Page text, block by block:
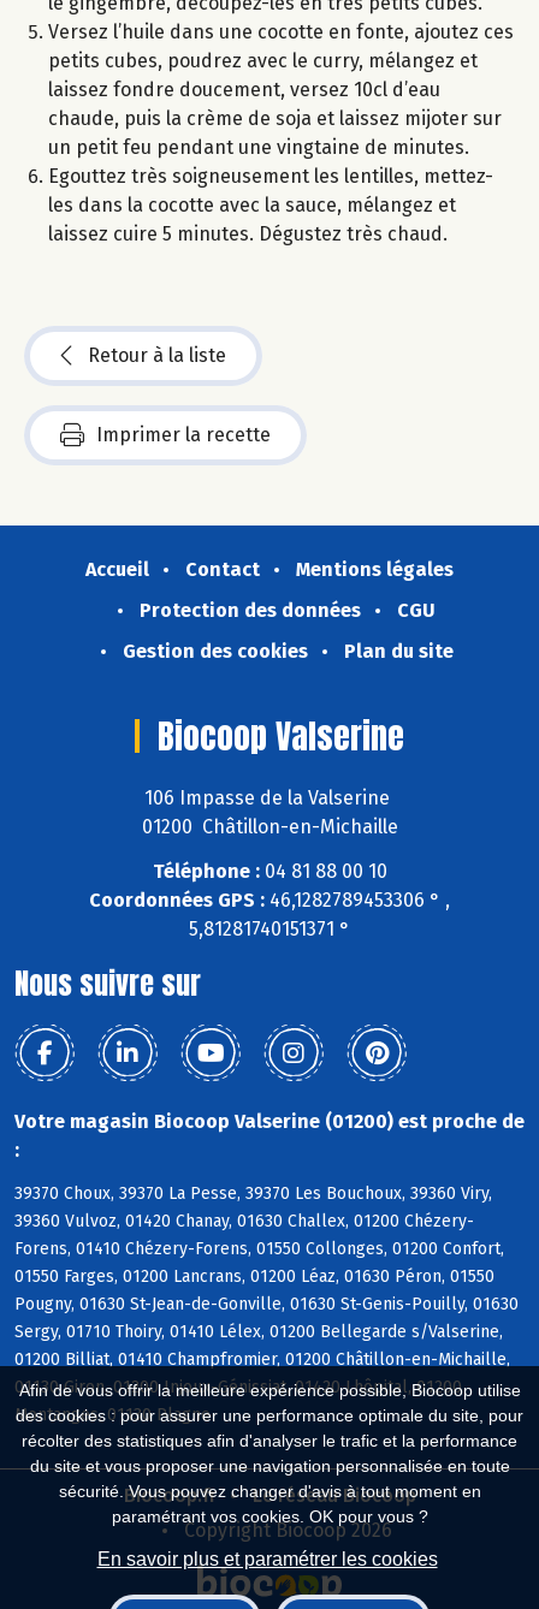
Afin de vous offrir la meilleure expérience possible, Biocoop utilise
des cookies : pour assurer une performance optimale du site, pour
récolter des statistiques afin d'analyser le trafic et la performance
du site et vous proposer une navigation personnalisée en toute
sécurité. Vous pouvez changer d'avis à tout moment en
paramétrant vos cookies. OK pour vous ?
En savoir plus et paramétrer les cookies
Versez l’huile dans une cocotte en fonte, ajoutez ces
petits cubes, poudrez avec le curry, mélangez et
laissez fondre doucement, versez 10cl d’eau
chaude, puis la crème de soja et laissez mijoter sur
un petit feu pendant une vingtaine de minutes.
Egouttez très soigneusement les lentilles, mettez-
les dans la cocotte avec la sauce, mélangez et
laissez cuire 5 minutes. Dégustez très chaud.
Retour à la liste
Imprimer la recette
Accueil Contact
Mentions légales
Protection des données
CGU
Gestion des cookies
Plan du site
Biocoop Valserine
106 Impasse de la Valserine
01200 Châtillon-en-Michaille
Téléphone :04 81 88 00 10
Coordonnées GPS : 46,1282789453306 ° ,
5,81281740151371 °
Nous suivre sur
Votre magasin Biocoop Valserine (01200) est proche de
:
39370 Choux, 39370 La Pesse, 39370 Les Bouchoux, 39360 Viry,
39360 Vulvoz, 01420 Chanay, 01630 Challex, 01200 Chézery-
Forens, 01410 Chézery-Forens, 01550 Collonges, 01200 Confort,
01550 Farges, 01200 Lancrans, 01200 Léaz, 01630 Péron, 01550
Pougny, 01630 St-Jean-de-Gonville, 01630 St-Genis-Pouilly, 01630
Sergy, 01710 Thoiry, 01410 Lélex, 01200 Bellegarde s/Valserine,
01200 Billiat, 01410 Champfromier, 01200 Châtillon-en-Michaille,
01130 Giron, 01200 Injoux-Génissiat, 01420 Lhôpital, 01200
Montanges, 01130 Plagne
Biocoop.fr
Le réseau Biocoop
Copyright Biocoop 2026